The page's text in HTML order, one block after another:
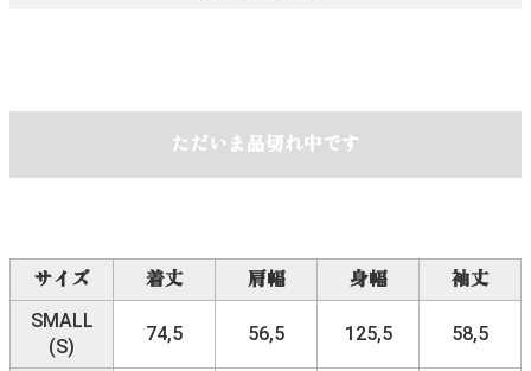
ただいま品切れ中です
サイズ 着丈 肩幅 身幅
袖丈
SMALL
(S)
74,5 56,5 125,5 58,5